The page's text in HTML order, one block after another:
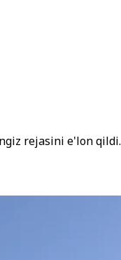
rejasini e'lon qildi.